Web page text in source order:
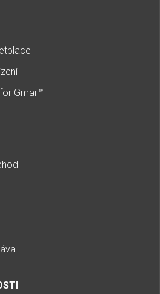
Gmail™